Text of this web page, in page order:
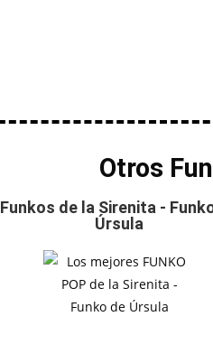
Otros
Funkos de la Sirenita -
Úrsula